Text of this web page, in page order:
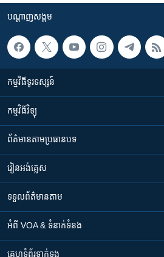
បណ្តាញ​សង្គម
កម្មវិធី​ទូរទស្សន៍
កម្មវិធី​វិទ្យុ
ព័ត៌មាន​តាមប្រធានបទ​
រៀន​​អង់គ្លេស
ទទួល​ព័ត៌មាន​តាម
អំពី​ VOA & ទំនាក់ទំនង
គេហទំព័រ​​ទាក់ទង